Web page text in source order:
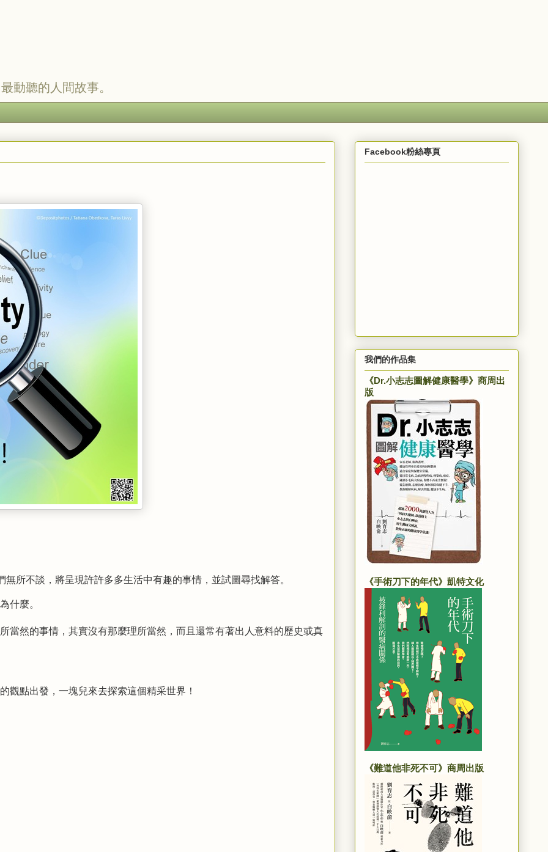
動聽的人間故事。
無所不談，將呈現許許多多生活中有趣的事情，並試圖尋找解答。
什麼。
當然的事情，其實沒有那麼理所當然， 而且還常有著出人意料的歷史或真
觀點出發，一塊兒來去探索這個精采世界！
Facebook粉絲專頁
我們的作品集
《Dr.小志志圖解健康醫學》商周出
版
《手術刀下的年代》凱特文化
《難道他非死不可》商周出版